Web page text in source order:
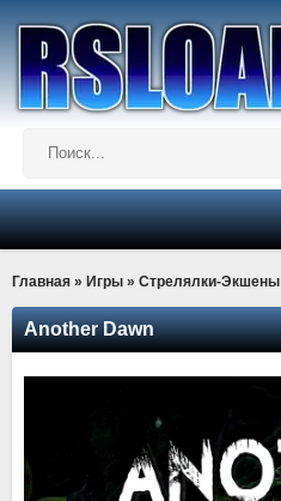
Главная » Игры » Стрелялки-Экшены
Another Dawn